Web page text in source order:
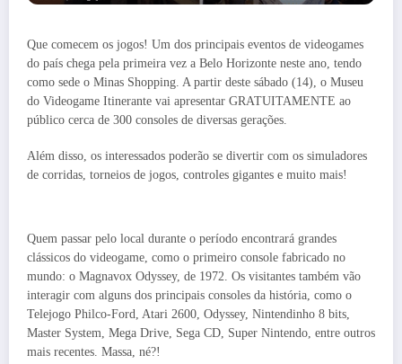
Que comecem os jogos! Um dos principais eventos de videogames
do país chega pela primeira vez a Belo Horizonte neste ano, tendo
como sede o Minas Shopping. A partir deste sábado (14), o Museu
do Videogame Itinerante vai apresentar GRATUITAMENTE ao
público cerca de 300 consoles de diversas gerações.
Além disso, os interessados poderão se divertir com os simuladores
de corridas, torneios de jogos, controles gigantes e muito mais!
Quem passar pelo local durante o período encontrará grandes
clássicos do videogame, como o primeiro console fabricado no
mundo: o Magnavox Odyssey, de 1972. Os visitantes também vão
interagir com alguns dos principais consoles da história, como o
Telejogo Philco-Ford, Atari 2600, Odyssey, Nintendinho 8 bits,
Master System, Mega Drive, Sega CD, Super Nintendo, entre outros
mais recentes. Massa, né?!